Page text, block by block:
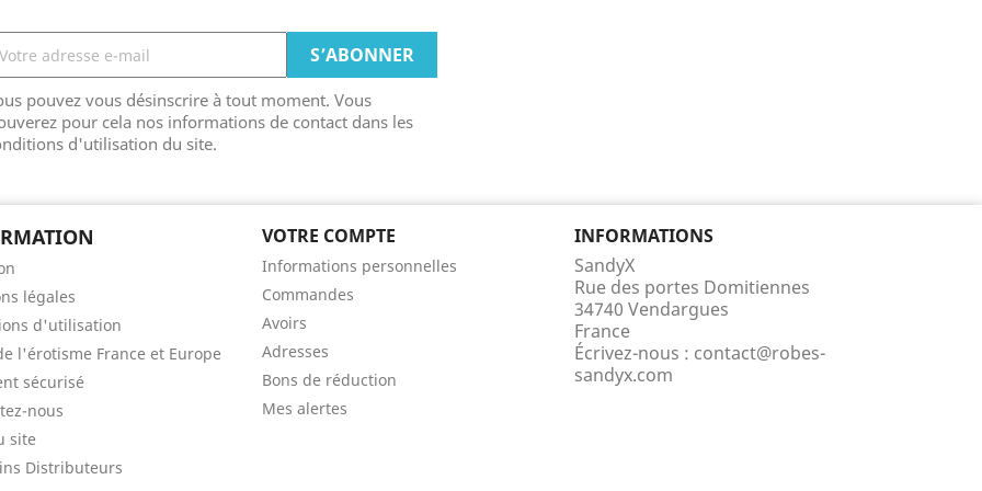
pouvez vous désinscrire à tout moment. Vous
pour cela nos informations de contact dans les
d'utilisation du site.
légales
d'utilisation
l'érotisme France et Europe
sécurisé
nous
site
Distributeurs
VOTRE COMPTE
Informations personnelles
Commandes
Avoirs
Adresses
Bons de réduction
Mes alertes
INFORMATIONS
SandyX
Rue des portes Domitiennes
34740 Vendargues
France
Écrivez-nous : contact@robes-
sandyx.com